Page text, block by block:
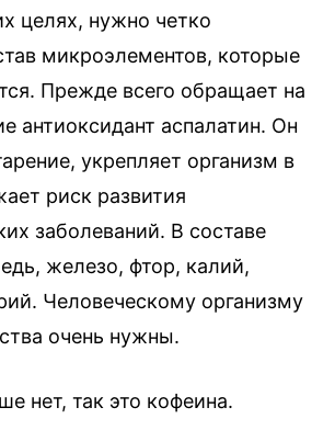
целях, нужно четко
микроэлементов, которые
Прежде всего обращает на
антиоксидант аспалатин. Он
укрепляет организм в
риск развития
заболеваний. В составе
железо, фтор, калий,
Человеческому организму
очень нужны.
нет, так это кофеина.